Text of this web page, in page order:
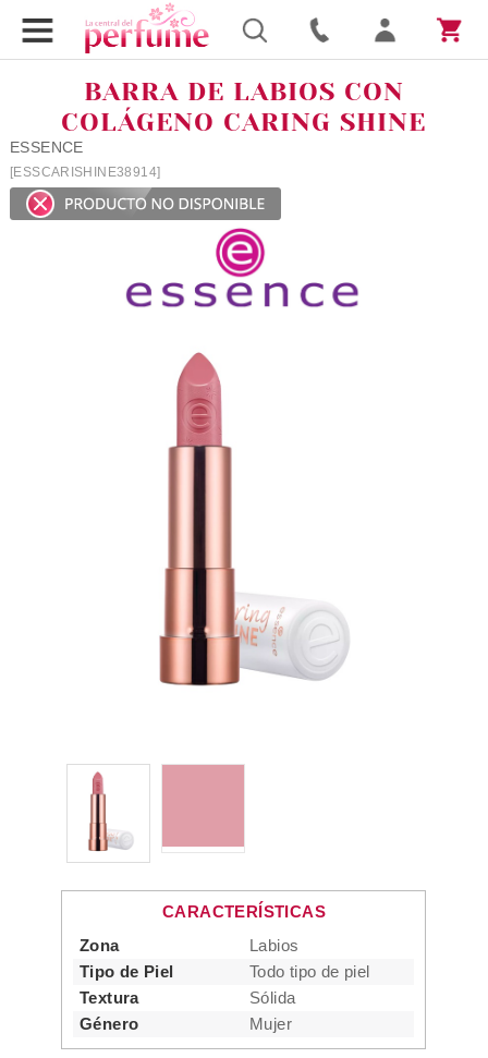
BARRA DE LABIOS CON
COLÁGENO CARING SHINE
ESSENCE
[ESSCARISHINE38914]
CARACTERÍSTICAS
Zona
Labios
Tipo de Piel
Todo tipo de piel
Textura
Sólida
Género
Mujer